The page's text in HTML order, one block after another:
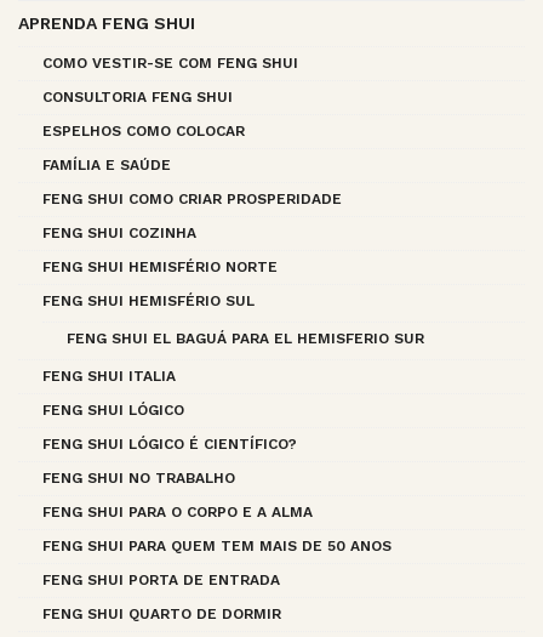
APRENDA FENG SHUI
COMO VESTIR-SE COM FENG SHUI
CONSULTORIA FENG SHUI
ESPELHOS COMO COLOCAR
FAMÍLIA E SAÚDE
FENG SHUI COMO CRIAR PROSPERIDADE
FENG SHUI COZINHA
FENG SHUI HEMISFÉRIO NORTE
FENG SHUI HEMISFÉRIO SUL
FENG SHUI EL BAGUÁ PARA EL HEMISFERIO SUR
FENG SHUI ITALIA
FENG SHUI LÓGICO
FENG SHUI LÓGICO É CIENTÍFICO?
FENG SHUI NO TRABALHO
FENG SHUI PARA O CORPO E A ALMA
FENG SHUI PARA QUEM TEM MAIS DE 50 ANOS
FENG SHUI PORTA DE ENTRADA
FENG SHUI QUARTO DE DORMIR